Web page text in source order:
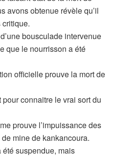
avons obtenue révèle qu’il
bousculade intervenue
que le nourrisson a été
officielle prouve la mort de
connaitre le vrai sort du
prouve l’impuissance des
mine de kankancoura.
suspendue, mais